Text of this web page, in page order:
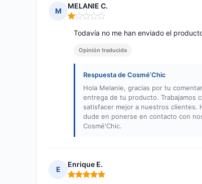
M
MELANIE C.
Nota: 1 de 5
Todavía no me han enviado el
Opinión traducida
Respuesta de Cosmé’Chic
Hola Melanie, gracias por tu
entrega de tu producto. Trabajamos
satisfacer mejor a nuestros clientes.
dude en ponerse en contacto con
Cosmé'Chic.
E
Enrique E.
Nota: 5 de 5